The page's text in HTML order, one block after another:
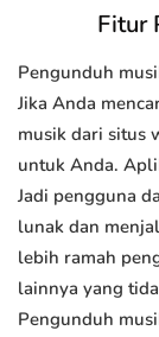
Fitur
Pengunduh
Jika Anda
musik dari situs
untuk Anda.
Jadi pengguna
lunak dan
lebih ramah
lainnya yang
Pengunduh